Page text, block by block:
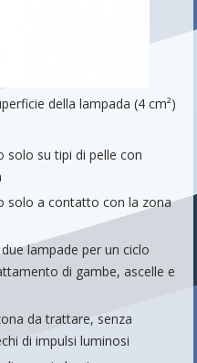
della lampada (4 cm²)
solo su tipi di pelle con
solo a contatto con la zona
lampade per un ciclo
di gambe, ascelle e
da trattare, senza
di impulsi luminosi